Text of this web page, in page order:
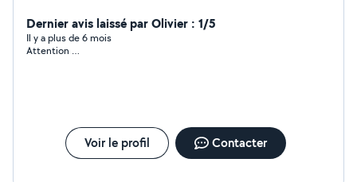
Dernier avis laissé par Olivier : 1/5
Il y a plus de 6 mois
Attention …
Voir le profil Contacter